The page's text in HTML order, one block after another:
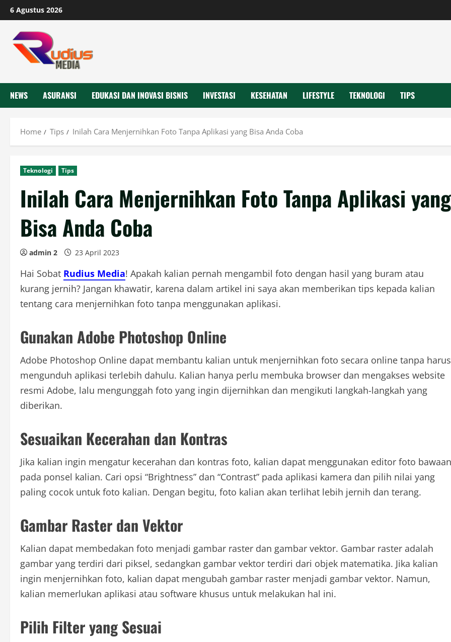
Skip
to
content
6 Agustus 2026
NEWS ASURANSI EDUKASI DAN INOVASI BISNIS INVESTASI KESEHATAN LIFESTYLE TEKNOLOGI TIPS
Home Tips Inilah Cara Menjernihkan Foto Tanpa Aplikasi yang Bisa Anda Coba
Teknologi Tips
Inilah Cara Menjernihkan Foto Tanpa Aplikasi yang
Bisa Anda Coba
admin 2 23 April 2023
Hai Sobat Rudius Media! Apakah kalian pernah mengambil foto dengan hasil yang buram atau
kurang jernih? Jangan khawatir, karena dalam artikel ini saya akan memberikan tips kepada kalian
tentang cara menjernihkan foto tanpa menggunakan aplikasi.
Gunakan Adobe Photoshop Online
Adobe Photoshop Online dapat membantu kalian untuk menjernihkan foto secara online tanpa harus
mengunduh aplikasi terlebih dahulu. Kalian hanya perlu membuka browser dan mengakses website
resmi Adobe, lalu mengunggah foto yang ingin dijernihkan dan mengikuti langkah-langkah yang
diberikan.
Sesuaikan Kecerahan dan Kontras
Jika kalian ingin mengatur kecerahan dan kontras foto, kalian dapat menggunakan editor foto bawaan
pada ponsel kalian. Cari opsi “Brightness” dan “Contrast” pada aplikasi kamera dan pilih nilai yang
paling cocok untuk foto kalian. Dengan begitu, foto kalian akan terlihat lebih jernih dan terang.
Gambar Raster dan Vektor
Kalian dapat membedakan foto menjadi gambar raster dan gambar vektor. Gambar raster adalah
gambar yang terdiri dari piksel, sedangkan gambar vektor terdiri dari objek matematika. Jika kalian
ingin menjernihkan foto, kalian dapat mengubah gambar raster menjadi gambar vektor. Namun,
kalian memerlukan aplikasi atau software khusus untuk melakukan hal ini.
Pilih Filter yang Sesuai